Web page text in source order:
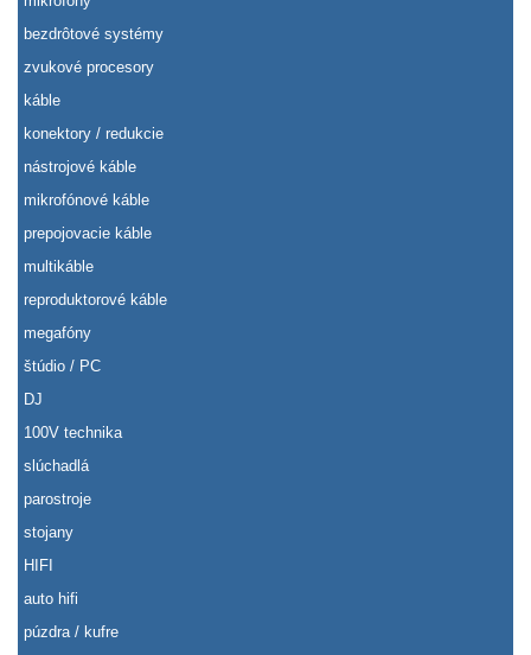
bezdrôtové systémy
zvukové procesory
káble
konektory / redukcie
nástrojové káble
mikrofónové káble
prepojovacie káble
multikáble
reproduktorové káble
megafóny
štúdio / PC
DJ
100V technika
slúchadlá
parostroje
stojany
HIFI
auto hifi
púzdra / kufre